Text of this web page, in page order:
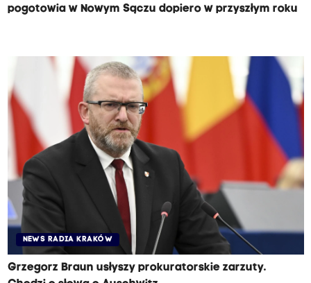
pogotowia w Nowym Sączu dopiero w przyszłym roku
NEWS RADIA KRAKÓW
Grzegorz Braun usłyszy prokuratorskie zarzuty.